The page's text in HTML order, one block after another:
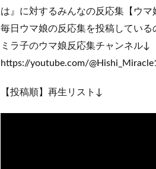
は』に対するみんなの反応集【ウ
毎日ウマ娘の反応集を投稿してい
ミラ子のウマ娘反応集チャンネル↓
https://youtube.com/
【投稿順】再生リスト↓